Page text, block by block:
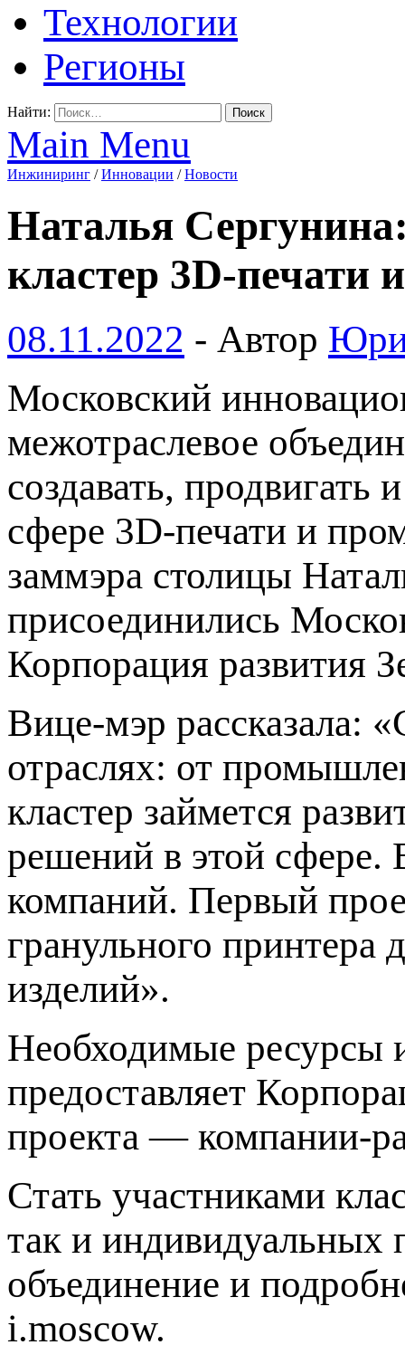
Технологии
Регионы
Найти:
Main Menu
Инжиниринг /Инновации /Новости
Наталья
кластер 3D-печати
08.11.2022 - Автор
Московский
межотраслевое
создавать,
сфере 3D-печати и
заммэра столицы
присоединились
Корпорация развития
Вице-мэр рассказала:
отраслях: от
кластер займется
решений в этой
компаний. Первый
гранульного принтера
изделий».
Необходимые ресурсы
предоставляет
проекта — компании-
Стать участниками
так и индивидуальных
объединение и
i.moscow.